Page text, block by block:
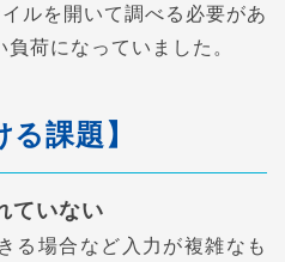
ルを開いて調べる必要があ
荷になっていました。
課題】
ていない
る場合など入力が複雑なも